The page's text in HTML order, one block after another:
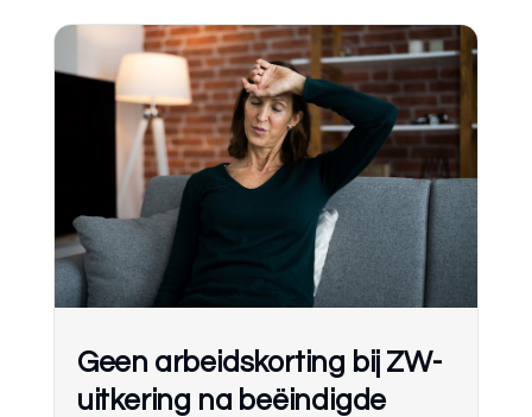
Geen arbeidskorting bij ZW-
uitkering na beëindigde